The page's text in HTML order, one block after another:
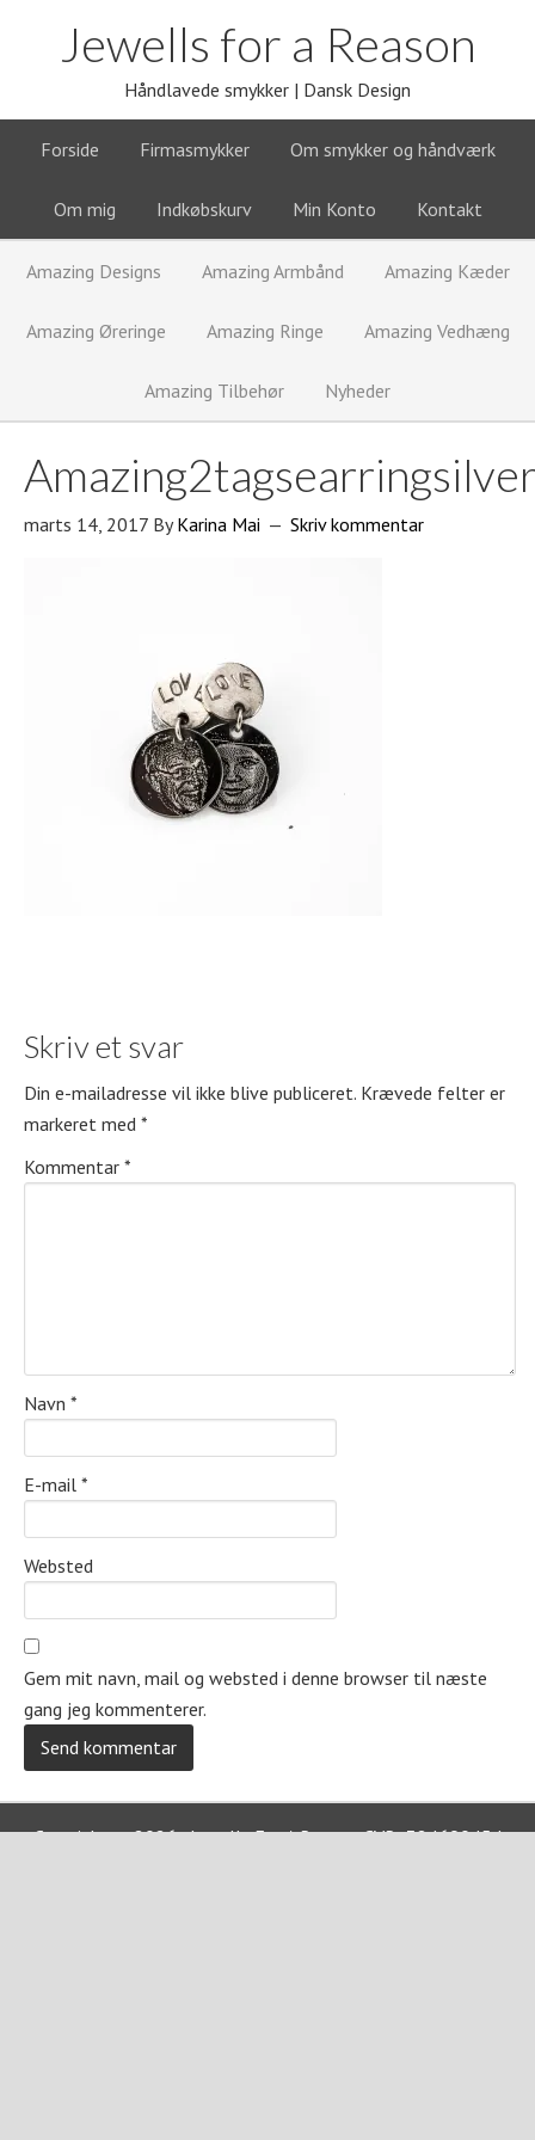
Jewells for a Reason
Håndlavede smykker | Dansk Design
Forside Firmasmykker Om smykker og håndværk
Om mig Indkøbskurv Min Konto Kontakt
Amazing Designs Amazing Armbånd Amazing Kæder
Amazing Øreringe Amazing Ringe Amazing Vedhæng
Amazing Tilbehør Nyheder
marts 14, 2017 ByKarina Mai Skriv kommentar
Skriv et svar
Din e-mailadresse vil ikke blive publiceret. Krævede felter er
markeret med *
Kommentar *
Navn *
E-mail *
Websted
Gem mit navn, mail og websted i denne browser til næste
gang jeg kommenterer.
Copyright © 2026 · Jewells For A Reason CVR: 38469045 |